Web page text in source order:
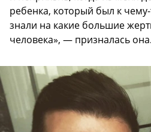
ребенка, который был к
знали на какие большие
человека», — призналась она.